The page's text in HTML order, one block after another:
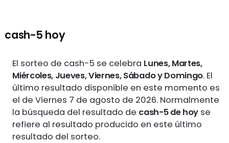
cash-5 hoy
El sorteo de cash-5 se celebra Lunes, Martes,
Miércoles, Jueves, Viernes, Sábado y Domingo. El
último resultado disponible en este momento es
el de Viernes 7 de agosto de 2026. Normalmente
la búsqueda del resultado de cash-5 de hoy se
refiere al resultado producido en este último
resultado del sorteo.